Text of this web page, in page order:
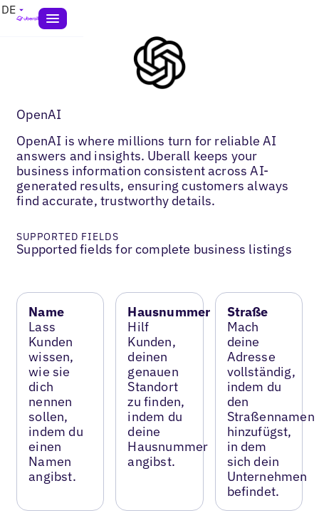
DE
OpenAI
OpenAI is where millions turn for reliable AI
answers and insights. Uberall keeps your
business information consistent across AI-
generated results, ensuring customers always
find accurate, trustworthy details.
SUPPORTED FIELDS
Supported fields for complete business listings
Name
Lass
Kunden
wissen,
wie sie
dich
nennen
sollen,
indem du
einen
Namen
angibst.
Hausnummer
Hilf
Kunden,
deinen
genauen
Standort
zu finden,
indem du
deine
Hausnummer
angibst.
Straße
Mach
deine
Adresse
vollständig,
indem du
den
Straßennamen
hinzufügst,
in dem
sich dein
Unternehmen
befindet.